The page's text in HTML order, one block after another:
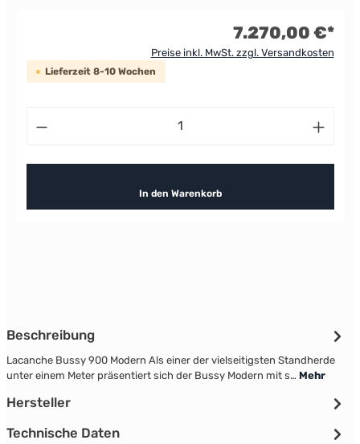
7.270,00 €*
Preise inkl. MwSt. zzgl. Versandkosten
Lieferzeit 8-10 Wochen
Produkt Anzahl: Gib den gewünschten Wert
In den Warenkorb
Beschreibung
Lacanche Bussy 900 Modern Als einer der vielseitigsten Standherde
unter einem Meter präsentiert sich der Bussy Modern mit s… Mehr
Hersteller
Technische Daten